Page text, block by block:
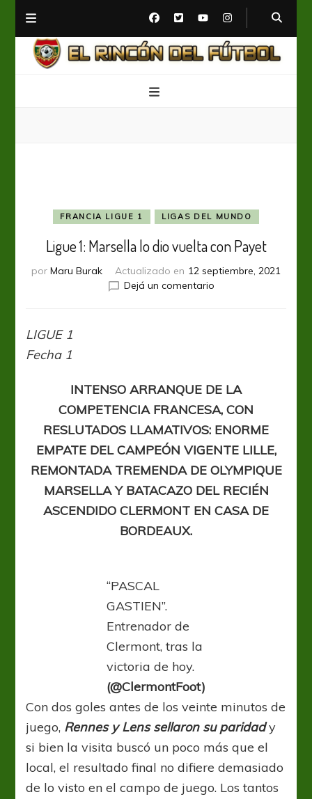
FRANCIA LIGUE 1 LIGAS DEL MUNDO
Ligue 1: Marsella lo dio vuelta con Payet
por Maru Burak Actualizado en 12 septiembre, 2021
Dejá un comentarioen
con
LIGUE 1
Fecha 1
INTENSO ARRANQUE DE LA
COMPETENCIA FRANCESA, CON
RESLUTADOS LLAMATIVOS: ENORME
EMPATE DEL CAMPEÓN VIGENTE LILLE,
REMONTADA TREMENDA DE OLYMPIQUE
MARSELLA Y BATACAZO DEL RECIÉN
ASCENDIDO CLERMONT EN CASA DE
BORDEAUX.
“PASCAL
GASTIEN”.
Entrenador de
Clermont, tras la
victoria de hoy.
(@ClermontFoot)
Con dos goles antes de los veinte minutos de
juego, Rennes y Lens sellaron su paridady
si bien la visita buscó un poco más que el
local, el resultado final no difiere demasiado
de lo visto en el campo de juego. Los tantos